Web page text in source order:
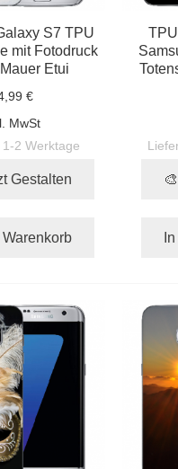
S7 TPU
mit Fotodruck
Etui
€
MwSt
1-2 Werktage
Gestalten
Warenkorb